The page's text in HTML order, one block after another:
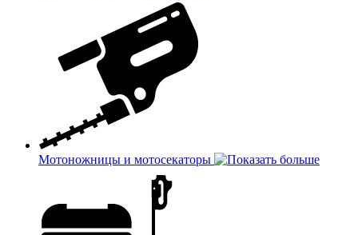
Мотоножницы и мотосекаторы